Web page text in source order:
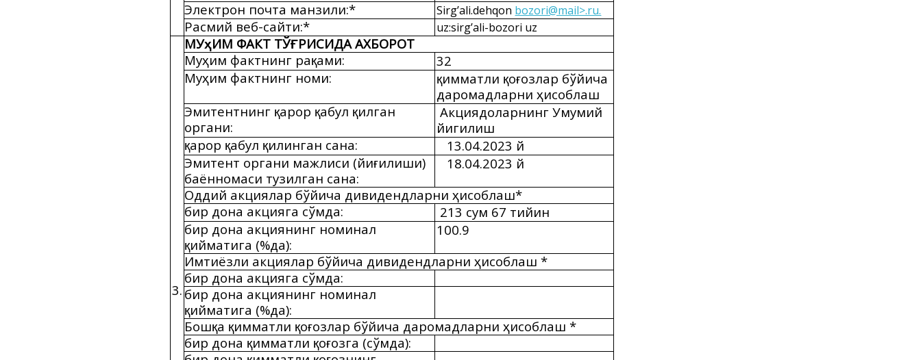
Электрон почта манзили:* Sirg’ali.dehqon bozori@mail>.ru.
Расмий веб-сайти:* uz:sirg’ali-bozori uz
3.
МУҳИМ ФАКТ ТЎҒРИСИДА АХБОРОТ
Муҳим фактнинг рақами:
32
Муҳим фактнинг номи: қимматли қоғозлар бўйича
даромадларниҳисоблаш
Эмитентнинг қарор қабул қилган
органи:
Акциядоларнинг Умумий
йигилиш
қарор қабул қилинган сана: 13.04.2023 й
Эмитент органи мажлиси (йиғилиши)
баённомаси тузилган сана:
18.04.2023 й
Оддий акциялар бўйича дивидендларни ҳисоблаш*
бир дона акцияга сўмда:
213 сум 67 тийин
бир дона акциянинг номинал
қийматига (%да):
100.9
Имтиёзли акциялар бўйича дивидендларни ҳисоблаш *
бир дона акцияга сўмда:
бир дона акциянинг номинал
қийматига (%да):
Бошқа қимматли қоғозлар бўйича даромадларни ҳисоблаш *
бир дона қимматли қоғозга (сўмда):